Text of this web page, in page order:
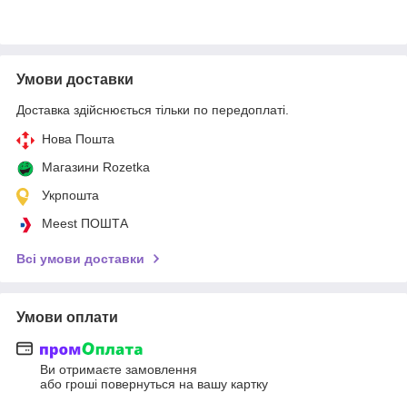
Умови доставки
Доставка здійснюється тільки по передоплаті.
Нова Пошта
Магазини Rozetka
Укрпошта
Meest ПОШТА
Всі умови доставки
Умови оплати
Ви отримаєте замовлення
або гроші повернуться на вашу картку